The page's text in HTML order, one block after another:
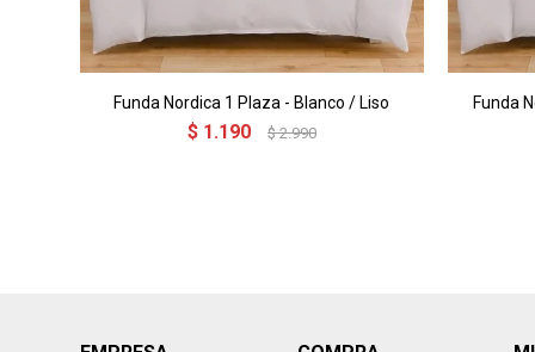
Funda Nordica 1 Plaza - Blanco / Liso
$ 1.190 $ 2.990
Funda